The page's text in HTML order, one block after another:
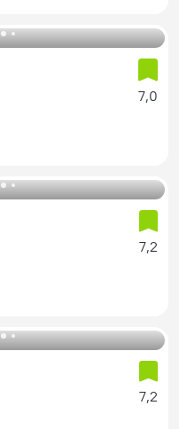
7,0
7,2
7,2